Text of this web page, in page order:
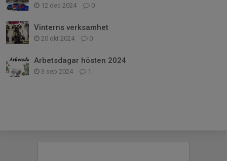
12 dec 2024 0
Vinterns verksamhet
20 okt 2024 0
Arbetsdagar hösten 2024
3 sep 2024 1